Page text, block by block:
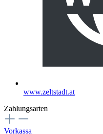
www.zeltstadt.at
Zahlungsarten
Vorkassa